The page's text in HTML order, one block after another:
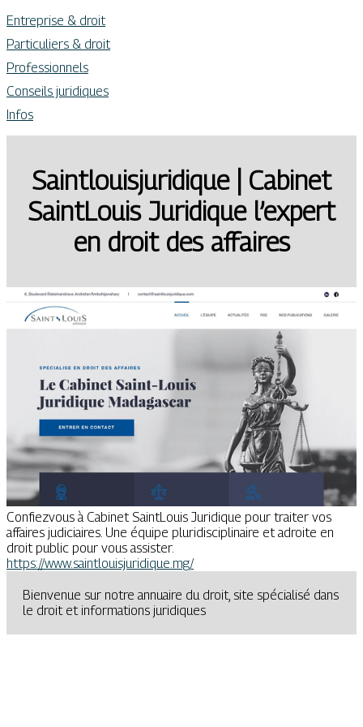
Entreprise & droit
Particuliers & droit
Professionnels
Conseils juridiques
Infos
Saintlouisjuridique | Cabinet
SaintLouis Juridique l’expert
en droit des affaires
Confiezvous à Cabinet SaintLouis Juridique pour traiter vos
affaires judiciaires. Une équipe pluridisciplinaire et adroite en
droit public pour vous assister.
https://www.saintlouisjuridique.mg/
Bienvenue sur notre annuaire du droit, site spécialisé dans
le droit et informations juridiques